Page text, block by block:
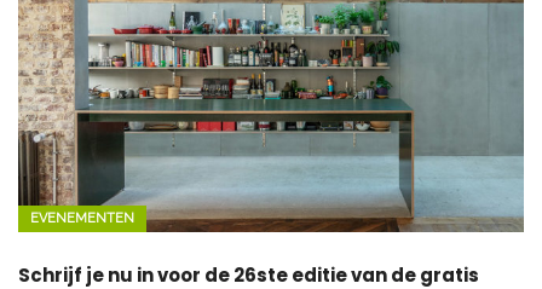
EVENEMENTEN
Schrijf je nu in voor de 26ste editie van de gratis